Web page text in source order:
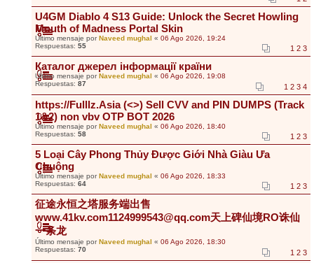
U4GM Diablo 4 S13 Guide: Unlock the Secret Howling
Mouth of Madness Portal Skin
Último mensaje porNaveed mughal « 06 Ago 2026, 19:24
Respuestas: 55 1 2 3
Каталог джерел інформації країни
Último mensaje porNaveed mughal « 06 Ago 2026, 19:08
Respuestas: 87 1 2 3 4
https://Fulllz.Asia (<>) Sell CVV and PIN DUMPS (Track
1&2) non vbv OTP BOT 2026
Último mensaje porNaveed mughal « 06 Ago 2026, 18:40
Respuestas: 58 1 2 3
5 Loại Cây Phong Thủy Được Giới Nhà Giàu Ưa
Chuộng
Último mensaje porNaveed mughal « 06 Ago 2026, 18:33
Respuestas: 64 1 2 3
征途永恒之塔服务端出售
www.41kv.com1124999543@qq.com天上碑仙境RO诛仙
一条龙
Último mensaje porNaveed mughal « 06 Ago 2026, 18:30
Respuestas: 70 1 2 3